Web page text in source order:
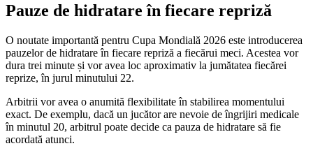
Pauze de hidratare în fiecare repriză
O noutate importantă pentru Cupa Mondială 2026 este introducerea
pauzelor de hidratare în fiecare repriză a fiecărui meci. Acestea vor
dura trei minute și vor avea loc aproximativ la jumătatea fiecărei
reprize, în jurul minutului 22.
Arbitrii vor avea o anumită flexibilitate în stabilirea momentului
exact. De exemplu, dacă un jucător are nevoie de îngrijiri medicale
în minutul 20, arbitrul poate decide ca pauza de hidratare să fie
acordată atunci.